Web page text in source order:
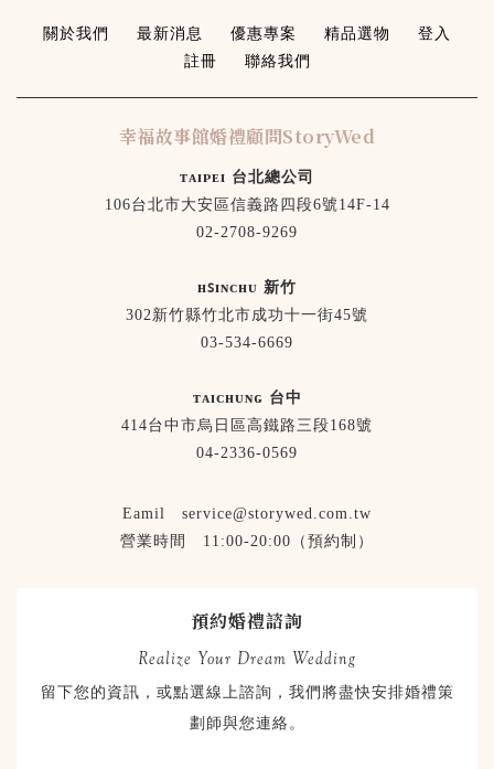
關於我們 最新消息 優惠專案 精品選物
登入
註冊
聯絡我們
幸福故事館婚禮顧問StoryWed
ᴛᴀɪᴘᴇɪ 台北總公司
106台北市大安區信義路四段6號14F-14
02-2708-9269
ʜꜱɪɴᴄʜᴜ 新竹
302新竹縣竹北市成功十一街45號
03-534-6669
ᴛᴀɪᴄʜᴜɴɢ 台中
414台中市烏日區高鐵路三段168號
04-2336-0569
Eamil service@storywed.com.tw
營業時間 11:00-20:00（預約制）
預約婚禮諮詢
Realize Your Dream Wedding
留下您的資訊，或點選線上諮詢，我們將盡快安排婚禮策
劃師與您連絡。